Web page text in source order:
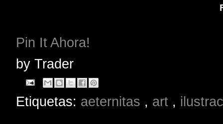
Pin It Ahora!
by Trader
Etiquetas: aeternitas , art ,